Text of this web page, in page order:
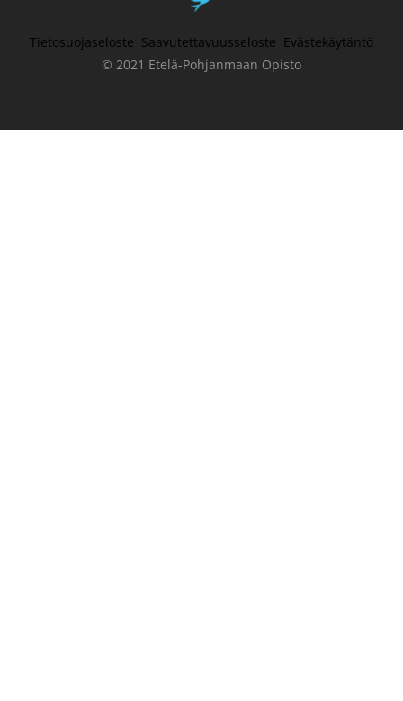
Tietosuojaseloste Saavutettavuusseloste Evästekäytäntö
© 2021 Etelä-Pohjanmaan Opisto